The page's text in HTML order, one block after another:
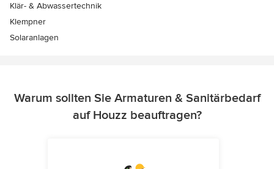
Klär- & Abwassertechnik
Klempner
Solaranlagen
Warum sollten Sie Armaturen & Sanitärbedarf
auf Houzz beauftragen?